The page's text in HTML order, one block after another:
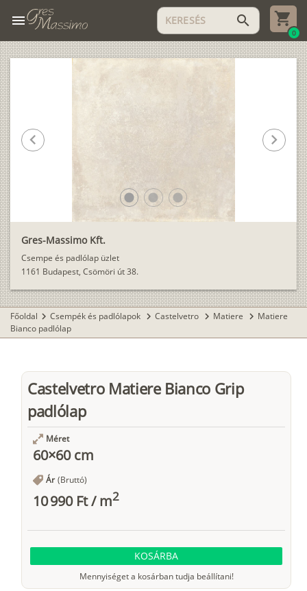
menu search
0
Gres-Massimo Kft.
Csempe és padlólap üzlet
1161 Budapest, Csömöri út 38.
lens lens lens
chevron_left chevron_right
Főoldal chevron_right Csempék és padlólapok chevron_right Castelvetro chevron_right Matiere chevron_right Matiere
Bianco padlólap
Castelvetro Matiere Bianco Grip
padlólap
Méret
60×60 cm
Ár (Bruttó)
10 990 Ft/m2
KOSÁRBA
Mennyiséget a kosárban tudja beállítani!